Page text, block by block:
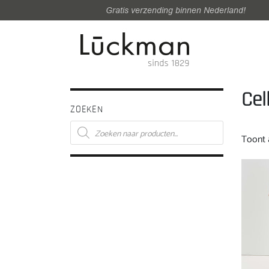
Gratis verzending binnen Nederland!
ZOEKEN
Producten
zoeken Toont